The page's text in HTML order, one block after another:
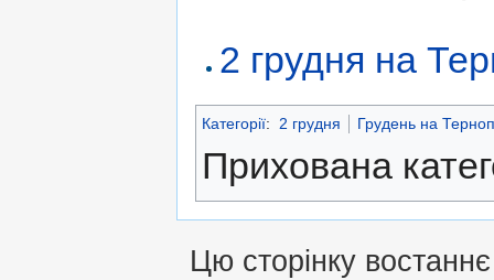
2 грудня на
Категорії: 2 грудня Грудень на
Прихована
Цю сторінку